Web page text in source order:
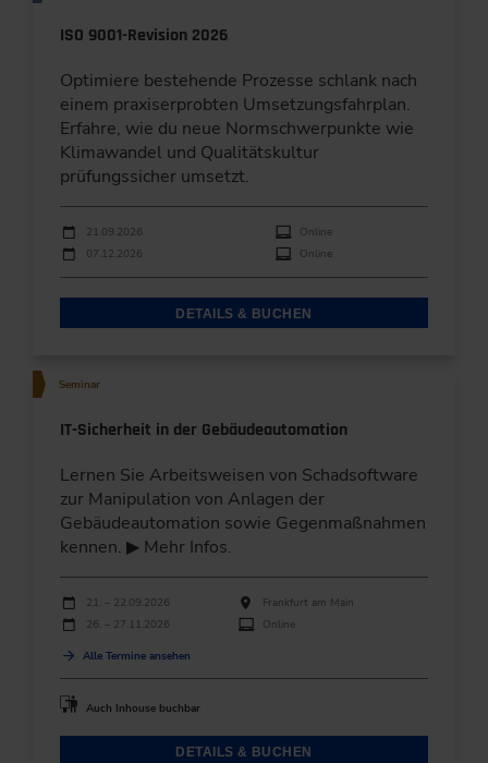
ISO 9001-Revision 2026
Optimiere bestehende Prozesse schlank nach
einem praxiserprobten Umsetzungsfahrplan.
Erfahre, wie du neue Normschwerpunkte wie
Klimawandel und Qualitätskultur
prüfungssicher umsetzt.
Durchführungen
Veranstaltungsdatum
21.09.2026
Online
07.12.2026
Online
DETAILS & BUCHEN
Seminar
IT-Sicherheit in der Gebäudeautomation
Lernen Sie Arbeitsweisen von Schadsoftware
zur Manipulation von Anlagen der
Gebäudeautomation sowie Gegenmaßnahmen
kennen. ▶ Mehr Infos.
Durchführungen
Veranstaltungsdatum Veranstaltungsort
21. – 22.09.2026
Frankfurt am Main
26. – 27.11.2026
Online
Alle Termine ansehen
Auch Inhouse buchbar
DETAILS & BUCHEN